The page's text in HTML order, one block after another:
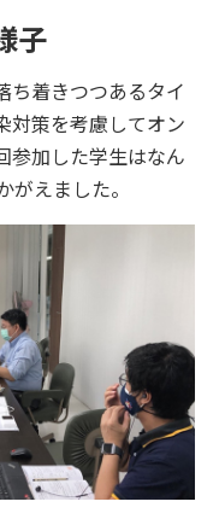
子
ち着きつつあるタイ
対策を考慮してオン
参加した学生はなん
がえました。